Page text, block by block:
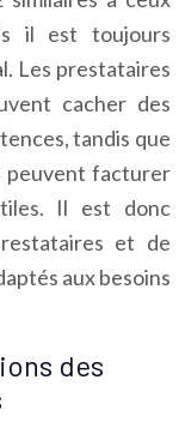
il est toujours
Les prestataires
cacher des
tandis que
peuvent facturer
Il est donc
et de
aux besoins
des